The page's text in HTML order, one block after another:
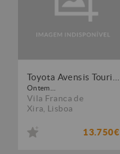
Ontem...
Vila Franca de
Xira Lisboa
13.750€